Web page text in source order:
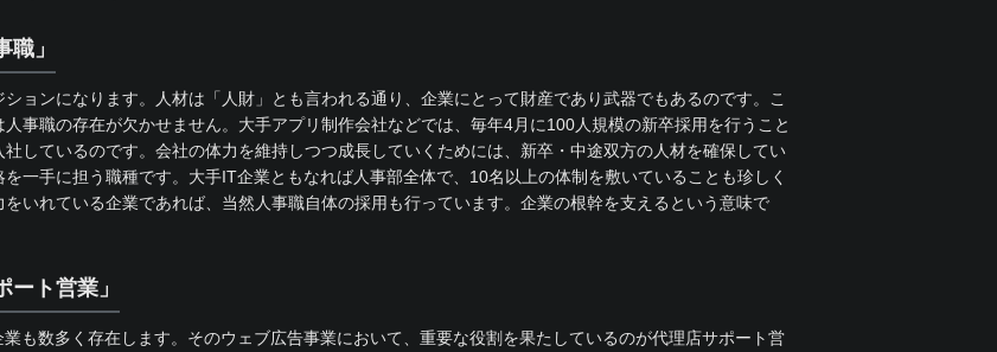
」
ョンになります。人材は「人財」とも言われる通り、企業にとって財産であり武器でもあるのです。こ
事職の存在が欠かせません。大手アプリ制作会社などでは、毎年4月に100人規模の新卒採用を行うこと
しているのです。会社の体力を維持しつつ成長していくためには、新卒・中途双方の人材を確保してい
一手に担う職種です。大手IT企業ともなれば人事部全体で、10名以上の体制を敷いていることも珍しく
いれている企業であれば、当然人事職自体の採用も行っています。企業の根幹を支えるという意味で
ト営業」
も数多く存在します。そのウェブ広告事業において、重要な役割を果たしているのが代理店サポート営